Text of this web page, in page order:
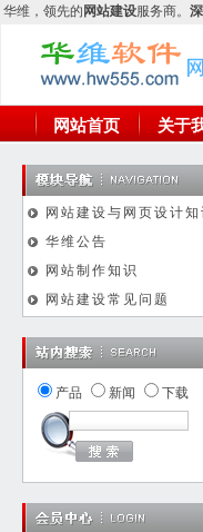
华维 ，领先的 网站建设服务商。
网站首页 关于
网站建设与网页设计知
华维公告
网站制作知识
网站建设常见问题
产品 新闻 下载